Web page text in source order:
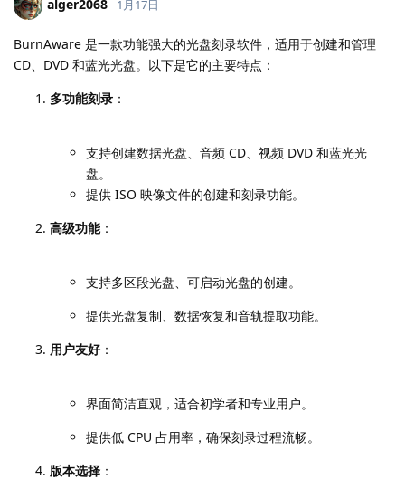
alger2068 1月17日
BurnAware 是一款功能强大的光盘刻录软件，适用于创建和管理
CD、DVD 和蓝光光盘。以下是它的主要特点：
多功能刻录 ：
支持创建数据光盘、音频 CD、视频 DVD 和蓝光光
盘。
提供 ISO 映像文件的创建和刻录功能。
高级功能：
支持多区段光盘、可启动光盘的创建。
提供光盘复制、数据恢复和音轨提取功能。
用户友好：
界面简洁直观，适合初学者和专业用户。
提供低 CPU 占用率，确保刻录过程流畅。
版本选择 ：